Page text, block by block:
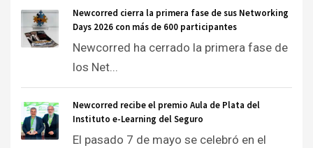
Newcorred cierra la primera fase de sus Networking
Days 2026 con más de 600 participantes
Newcorred ha cerrado la primera fase de
los Net...
Newcorred recibe el premio Aula de Plata del
Instituto e-Learning del Seguro
El pasado 7 de mayo se celebró en el